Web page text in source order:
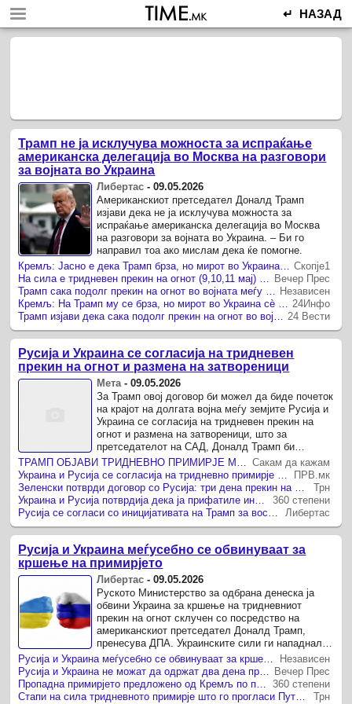
↵ НАЗАД
Трамп не ја исклучува можноста за испраќање
американска делегација во Москва на разговори
за војната во Украина
Либертас -09.05.2026
Американскиот претседател Доналд Трамп
изјави дека не ја исклучува можноста за
испраќање американска делегација во Москва
на разговори за војната во Украина. – Би го
направил тоа ако мислам дека ќе помогне.
Скопје1
Вечер Прес
Независен
24Инфо
24 Вести
Русија и Украина се согласиja на тридневен
прекин на огнот и размена на затвореници
Мета -09.05.2026
За Трамп овој договор би можел да биде почеток
на крајот на долгата војна меѓу земјите Русија и
Украина се согласиja на тридневен прекин на
огнот и размена на затвореници, што за
претседателот на САД, Доналд Трамп би
можело да биде почеток на крајот ...Сакам да кажам
ПРВ.мк
Трн
360 степени
Либертас
Русија и Украина меѓусебно се обвинуваат за
кршење на примирјето
Либертас -09.05.2026
Руското Министерство за одбрана денеска ја
обвини Украина за кршење на тридневниот
прекин на огнот склучен со посредство на
американскиот претседател Доналд Трамп,
пренесува ДПА. Украинските сили ги нападнале
руските воени позиции и цивилната ...
Русија и Украина меѓусебно се обвинуваат за кршење на примирјето
Независен
Русија и Украина не можат да одржат два дена примирје – се обвинуваат меѓусебно! Вечер Прес
Пропадна примирјето предложено од Кремљ по повод одбележувањето на Денот на победата
360 степени
Стапи на сила тридневното примирје што го прогласи Путин по повод Денот на победата
Трн